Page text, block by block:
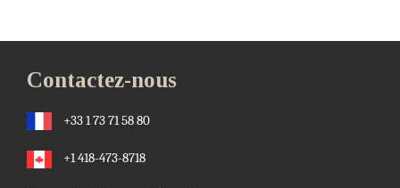
Contactez-nous
+33 1 73 71 58 80
+1 418-473-8718